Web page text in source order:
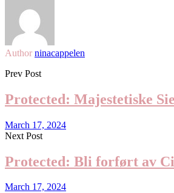
Author ninacappelen
Prev Post
Protected: Majestetiske
March 17, 2024
Next Post
Protected: Bli forført av
March 17, 2024